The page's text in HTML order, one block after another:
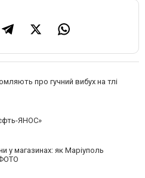
про гучний вибух на тлі
ЯНОС»
у магазинах: як Маріуполь